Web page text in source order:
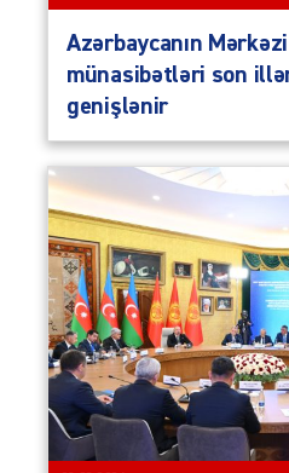
Azərbaycanın
münasibətləri son
genişlənir